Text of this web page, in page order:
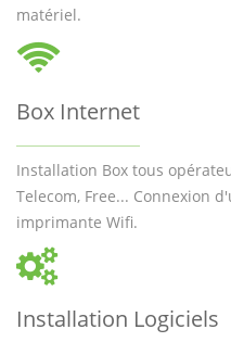
matériel.
Box Internet
Installation Box tous
Telecom, Free... Connexion
imprimante Wifi.
Installation Logiciels